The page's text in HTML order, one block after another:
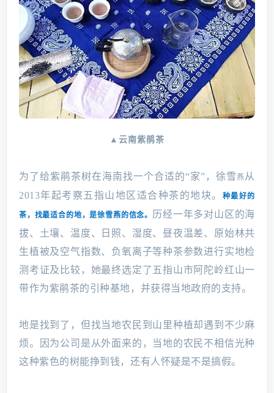
▲云南紫鹃茶
为了给紫鹃茶树在海南找一个合适的“家”，徐雪燕 从
2013年起考察五指山地区适合种茶的地块。
种最好的
茶，找最适合的地，是徐雪燕的信念。 历经一年多对山区的海
拔、土壤、温度、日照、湿度、昼夜温差、原始林共
生植被及空气指数、负氧离子等种茶参数进行实地检
测考证及比较，她最终选定了五指山市阿陀岭红山一
带作为紫鹃茶的引种基地，并获得当地政府的支持。
地是找到了，但找当地农民到山里种植却遇到不少麻
烦。因为公司是从外面来的，当地的农民不相信光种
这种紫色的树能挣到钱，还有人怀疑是不是搞假。